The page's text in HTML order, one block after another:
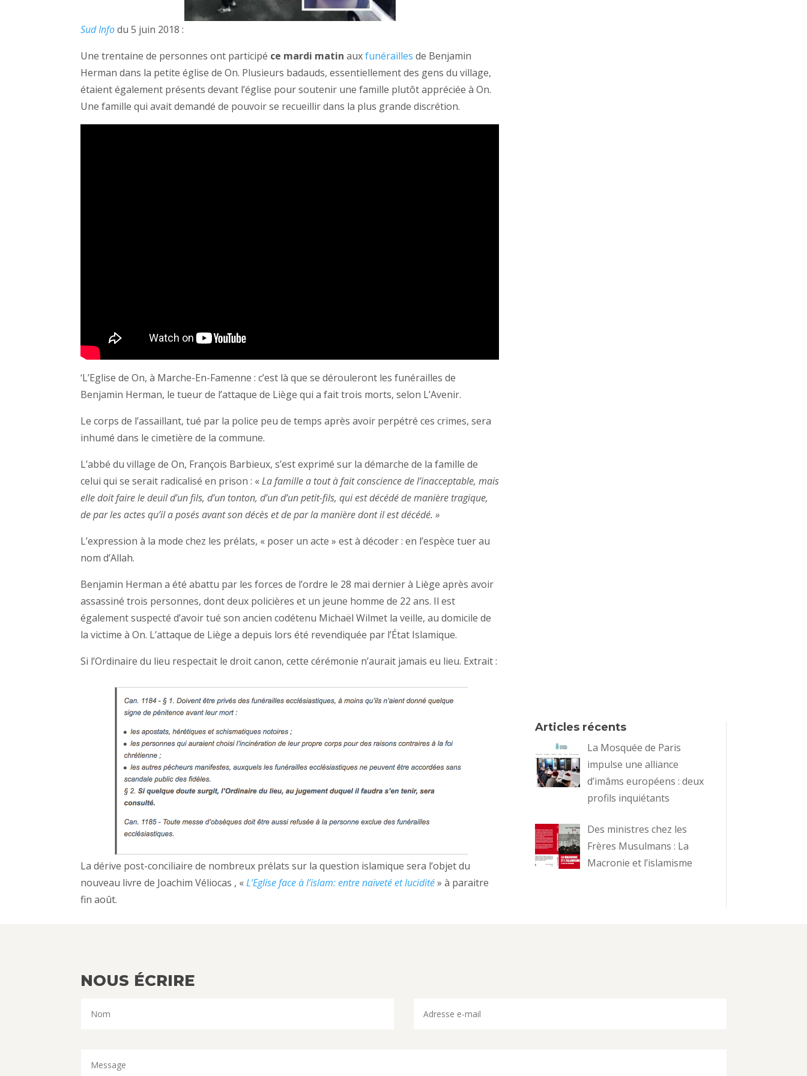
Sud Infodu 5 juin 2018 :
Une trentaine de personnes ont participé ce mardi matin auxfunérailles de Benjamin
Herman dans la petite église de On. Plusieurs badauds, essentiellement des gens du village,
étaient également présents devant l’église pour soutenir une famille plutôt appréciée à On.
Une famille qui avait demandé de pouvoir se recueillir dans la plus grande discrétion.
‘L’Eglise de On, à Marche-En-Famenne : c’est là que se dérouleront les funérailles de
Benjamin Herman, le tueur de l’attaque de Liège qui a fait trois morts, selon L’Avenir.
Le corps de l’assaillant, tué par la police peu de temps après avoir perpétré ces crimes, sera
inhumé dans le cimetière de la commune.
L’abbé du village de On, François Barbieux, s’est exprimé sur la démarche de la famille de
celui qui se serait radicalisé en prison : «La famille a tout à fait conscience de l’inacceptable, mais
elle doit faire le deuil d’un fils, d’un tonton, d’un d’un petit-fils, qui est décédé de manière tragique,
de par les actes qu’il a posés avant son décès et de par la manière dont il est décédé. »
L’expression à la mode chez les prélats, « poser un acte » est à décoder : en l’espèce tuer au
nom d’Allah.
Benjamin Herman a été abattu par les forces de l’ordre le 28 mai dernier à Liège après avoir
assassiné trois personnes, dont deux policières et un jeune homme de 22 ans. Il est
également suspecté d’avoir tué son ancien codétenu Michaël Wilmet la veille, au domicile de
la victime à On. L’attaque de Liège a depuis lors été revendiquée par l’État Islamique.
Si l’Ordinaire du lieu respectait le droit canon, cette cérémonie n’aurait jamais eu lieu. Extrait :
La dérive post-conciliaire de nombreux prélats sur la question islamique sera l’objet du
nouveau livre de Joachim Véliocas , «L’Eglise face à l’islam: entre naïveté et lucidité» à paraitre
fin août.
Articles récents
La Mosquée de Paris
impulse une alliance
d’imâms européens : deux
profils inquiétants
Des ministres chez les
Frères Musulmans : La
Macronie et l’islamisme
NOUS ÉCRIRE